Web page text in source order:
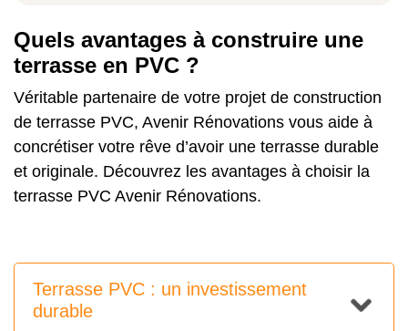
Quels avantages à construire une
terrasse en PVC ?
Véritable partenaire de votre projet de construction
de terrasse PVC, Avenir Rénovations vous aide à
concrétiser votre rêve d’avoir une terrasse durable
et originale. Découvrez les avantages à choisir la
terrasse PVC Avenir Rénovations.
Terrasse PVC : un investissement
durable